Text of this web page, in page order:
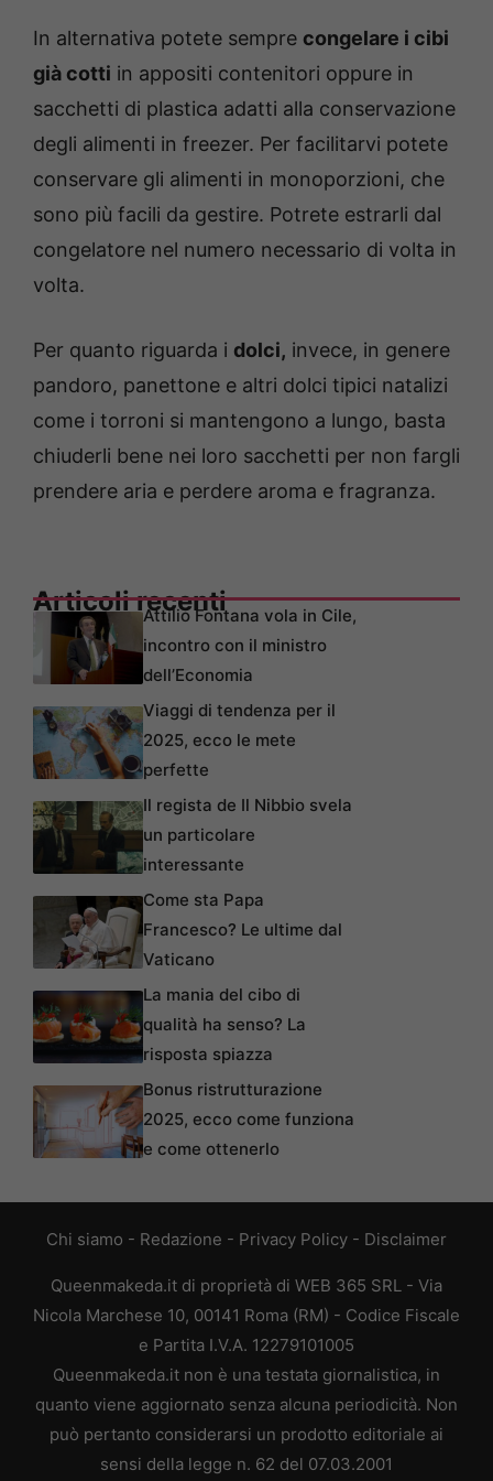
In alternativa potete sempre congelare i cibi
già cotti in appositi contenitori oppure in
sacchetti di plastica adatti alla conservazione
degli alimenti in freezer. Per facilitarvi potete
conservare gli alimenti in monoporzioni, che
sono più facili da gestire. Potrete estrarli dal
congelatore nel numero necessario di volta in
volta.
Per quanto riguarda i dolci, invece, in genere
pandoro, panettone e altri dolci tipici natalizi
come i torroni si mantengono a lungo, basta
chiuderli bene nei loro sacchetti per non fargli
prendere aria e perdere aroma e fragranza.
Articoli recentiAttilio Fontana vola in Cile,
incontro con il ministro
dell’Economia
Viaggi di tendenza per il
2025, ecco le mete
perfette
Il regista de Il Nibbio svela
un particolare
interessante
Come sta Papa
Francesco? Le ultime dal
Vaticano
La mania del cibo di
qualità ha senso? La
risposta spiazza
Bonus ristrutturazione
2025, ecco come funziona
e come ottenerlo
Chi siamo - Redazione - Privacy Policy - Disclaimer
Queenmakeda.it di proprietà di WEB 365 SRL - Via
Nicola Marchese 10, 00141 Roma (RM) - Codice Fiscale
e Partita I.V.A. 12279101005
Queenmakeda.it non è una testata giornalistica, in
quanto viene aggiornato senza alcuna periodicità. Non
può pertanto considerarsi un prodotto editoriale ai
sensi della legge n. 62 del 07.03.2001